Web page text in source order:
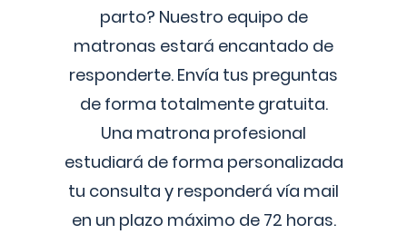
parto? Nuestro equipo de
matronas estará encantado de
responderte. Envía tus preguntas
de forma totalmente gratuita.
Una matrona profesional
estudiará de forma personalizada
tu consulta y responderá vía mail
en un plazo máximo de 72 horas.